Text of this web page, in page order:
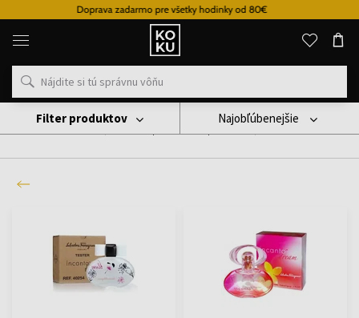
Vernostný systém
Originálne
parfémy
hodinky
na
mieste
Testery produktov
Najobľúbenejšie
Filter produktov